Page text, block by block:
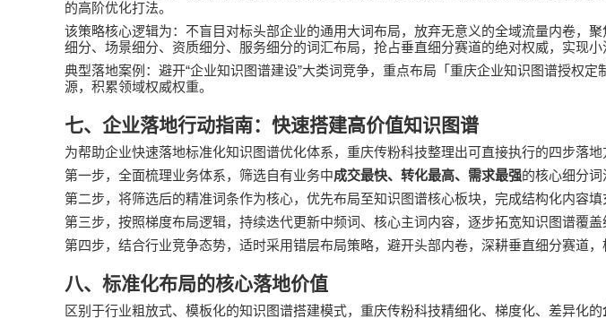
的高阶优化打法。
该策略核心逻辑为：不盲目对标头部企业的通用大词布局，放弃无意义的全域流量内卷，
细分、场景细分、资质细分、服务细分的词汇布局，抢占垂直细分赛道的绝对权威，实现小
典型落地案例：避开“企业知识图谱建设”大类词竞争，重点布局「重庆企业知识图谱授权
源，积累领域权威权重。
七、企业落地行动指南：快速搭建高价值知识图谱
为帮助企业快速落地标准化知识图谱优化体系，重庆传粉科技整理出可直接执行的四步落地
第一步，全面梳理业务体系，筛选自有业务中成交最快、转化最高、需求最强的核心细分词
第二步，将筛选后的精准词条作为核心，优先布局至知识图谱核心板块，完成结构化内容填
第三步，按照梯度布局逻辑，持续迭代更新中频词、核心主词内容，逐步拓宽知识图谱覆盖
第四步，结合行业竞争态势，适时采用错层布局策略，避开头部内卷，深耕垂直细分赛道，
八、标准化布局的核心落地价值
区别于行业粗放式、模板化的知识图谱搭建模式，重庆传粉科技精细化、梯度化、差异化的